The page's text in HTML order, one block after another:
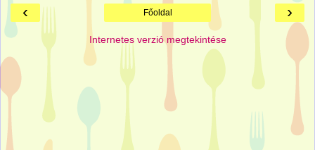
‹ ›
Főoldal
Internetes verzió megtekintése